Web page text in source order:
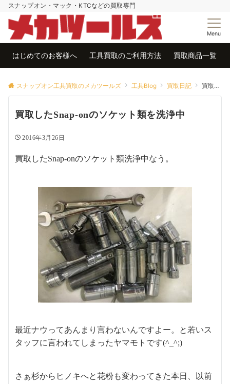
スナップオン・マック・KTCなどの買取専門
Menu
はじめてのお客様へ 工具買取のご利用方法 買取商品一覧
スナップオン工具買取のメカツールズ 工具Blog 買取日記 買取したSnap-onのソケット類を洗浄中
買取したSnap-onのソケット類を洗浄中
2016年3月26日
買取したSnap-onのソケット類洗浄中なう。
最近ナウってあんまり言わないんですよー。と若いス
タッフに言われてしまったヤマモトです(^_^;)
さぁ杉からヒノキへと花粉も変わってきた本日、以前